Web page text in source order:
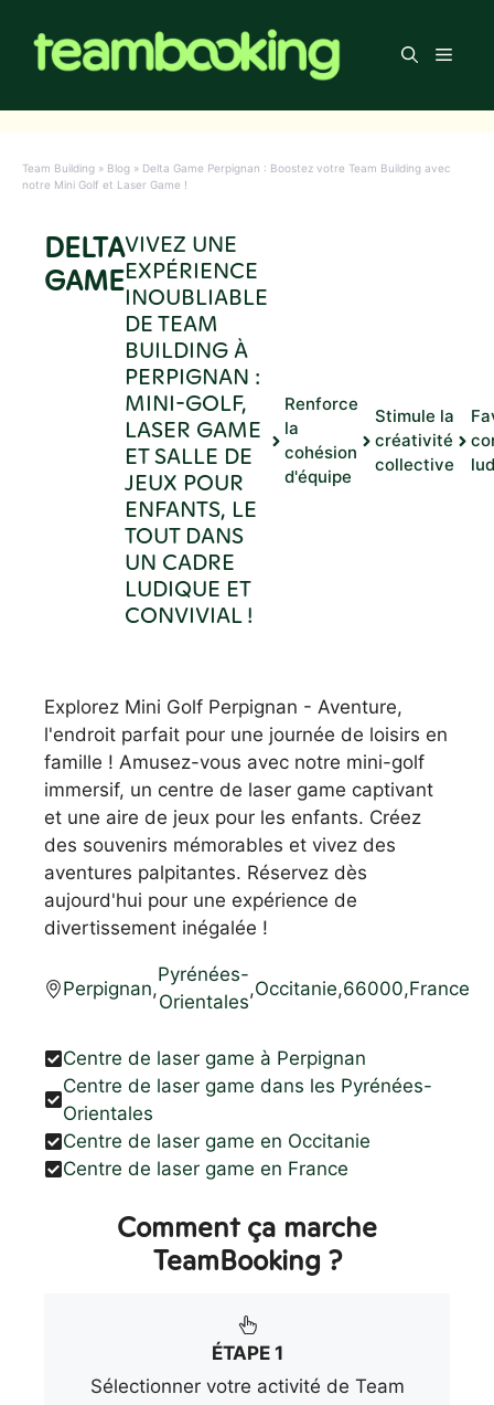
contenu
Menu
Team Building » Blog » Delta Game Perpignan : Boostez votre Team Building avec
notre Mini Golf et Laser Game !
DELTA
GAME
VIVEZ UNE
EXPÉRIENCE
INOUBLIABLE
DE TEAM
BUILDING À
PERPIGNAN :
MINI-GOLF,
LASER GAME
ET SALLE DE
JEUX POUR
ENFANTS, LE
TOUT DANS
UN CADRE
LUDIQUE ET
CONVIVIAL !
Renforce
la
cohésion
d'équipe
Stimule la
créativité
collective
Explorez Mini Golf Perpignan - Aventure,
l'endroit parfait pour une journée de loisirs en
famille ! Amusez-vous avec notre mini-golf
immersif, un centre de laser game captivant
et une aire de jeux pour les enfants. Créez
des souvenirs mémorables et vivez des
aventures palpitantes. Réservez dès
aujourd'hui pour une expérience de
divertissement inégalée !
Perpignan,
Pyrénées-
Orientales
,Occitanie,66000,France
Centre de laser game à Perpignan
Centre de laser game dans les Pyrénées-
Orientales
Centre de laser game en Occitanie
Centre de laser game en France
Comment ça marche
TeamBooking ?
ÉTAPE 1
Sélectionner votre activité de Team